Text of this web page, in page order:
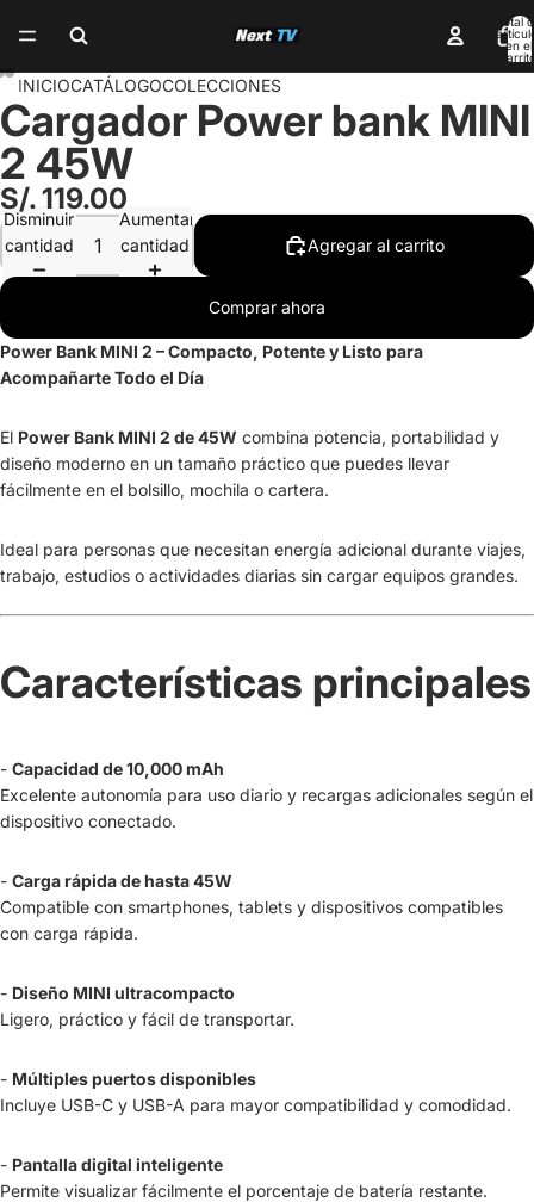
Total
en el
0
INICIOCATÁLOGOCOLECCIONES
Cargador Power bank MINI
2 45W
S/. 119.00
Disminuir
cantidad
Aumentar
cantidad
Agregar al carrito
Comprar ahora
Power Bank MINI 2 – Compacto, Potente y Listo para
Acompañarte Todo el Día
El Power Bank MINI 2 de 45W combina potencia, portabilidad y
diseño moderno en un tamaño práctico que puedes llevar
fácilmente en el bolsillo, mochila o cartera.
Ideal para personas que necesitan energía adicional durante viajes,
trabajo, estudios o actividades diarias sin cargar equipos grandes.
Características principales
- Capacidad de 10,000 mAh
Excelente autonomía para uso diario y recargas adicionales según el
dispositivo conectado.
- Carga rápida de hasta 45W
Compatible con smartphones, tablets y dispositivos compatibles
con carga rápida.
- Diseño MINI ultracompacto
Ligero, práctico y fácil de transportar.
- Múltiples puertos disponibles
Incluye USB-C y USB-A para mayor compatibilidad y comodidad.
- Pantalla digital inteligente
Permite visualizar fácilmente el porcentaje de batería restante.